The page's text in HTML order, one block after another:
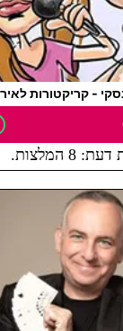
- קריקטורות
8 המלצות.